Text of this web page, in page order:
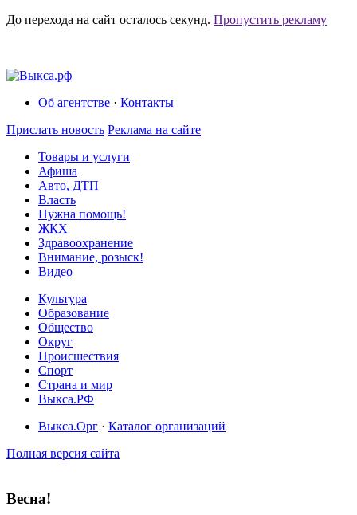
До перехода на сайт осталось секунд. Пропустить рекламу
Об агентстве · Контакты
Прислать новость Реклама на сайте
Товары и услуги
Афиша
Авто, ДТП
Власть
Нужна помощь!
ЖКХ
Здравоохранение
Внимание, розыск!
Видео
Культура
Образование
Общество
Округ
Происшествия
Спорт
Страна и мир
Выкса.РФ
Выкса.Орг · Каталог организаций
Полная версия сайта
Весна!